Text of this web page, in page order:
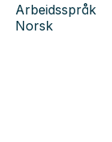
Arbeidsspråk
Norsk